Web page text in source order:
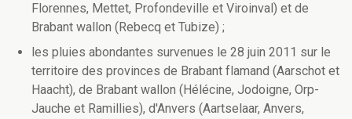
Florennes, Mettet, Profondeville et Viroinval) et de
Brabant wallon (Rebecq et Tubize) ;
les pluies abondantes survenues le 28 juin 2011 sur le
territoire des provinces de Brabant flamand (Aarschot et
Haacht), de Brabant wallon (Hélécine, Jodoigne, Orp-
Jauche et Ramillies), d'Anvers (Aartselaar, Anvers,